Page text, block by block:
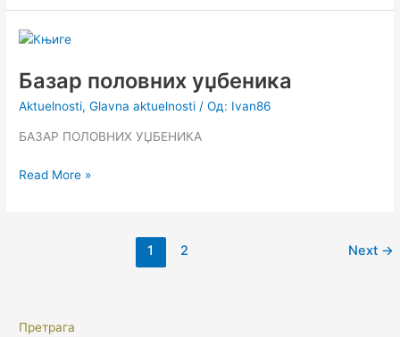
Базар половних уџбеника
Aktuelnosti,Glavna aktuelnosti / Од: Ivan86
БАЗАР ПОЛОВНИХ УЏБЕНИКА
Базар
уџбеника
Read More »
1 2 Next →
Претрага